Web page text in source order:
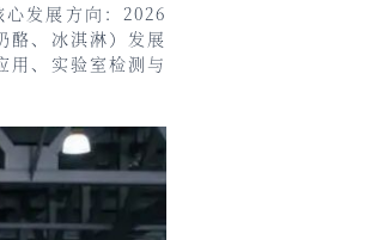
发展方向：2026
酪、冰淇淋）发展
用、实验室检测与